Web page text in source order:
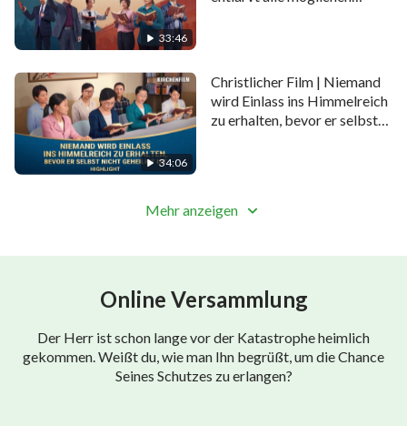
33:46
34:06
Christlicher Film | Niemand
wird Einlass ins Himmelreich
zu erhalten, bevor er selbst
Mehr anzeigen
Online Versammlung
Der Herr ist schon lange vor der Katastrophe heimlich
gekommen. Weißt du, wie man Ihn begrüßt, um die Chance
Seines Schutzes zu erlangen?